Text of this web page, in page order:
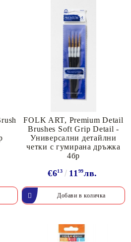
FOLK ART, Premium Detail
Brushes Soft Grip Detail -
Универсални детайлни
четки с гумирана дръжка
4бр
€613 1199лв.